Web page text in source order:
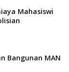
Mahasiswi
Bangunan MAN